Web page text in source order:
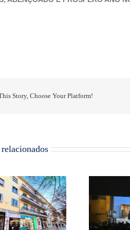
Story, Choose Your Platform!
PASSEIO SÉNIOR